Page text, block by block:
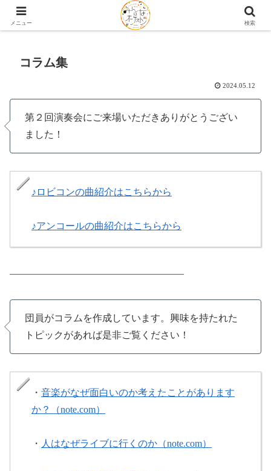
2026.12.26(土) 第６回演奏会「オーケストラ解体新SHOW」開催♩
コラム集
2024.05.12
第２回演奏会にご来場いただきありがとうござい
ました！
♪ロビコンの曲紹介はこちらから
♪アンコールの曲紹介はこちらから
——————————————————
団員がコラムを作成しています。興味を持たれた
トピックがあれば是非ご覧ください！
・ 音楽がなぜ面白いのか考えたことがあります
か？（note.com）
・ 人はなぜライブに行くのか（note.com）
メニュー 検索